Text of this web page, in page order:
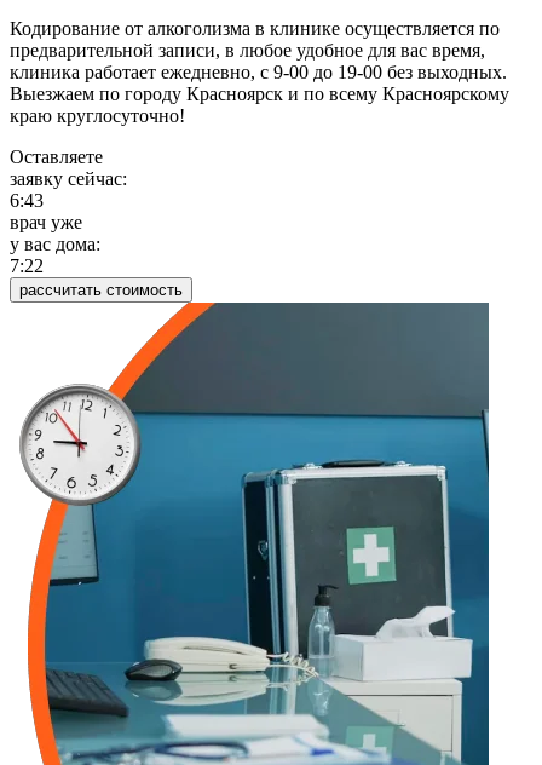
Кодирование от алкоголизма в клинике осуществляется по
предварительной записи, в любое удобное для вас время,
клиника работает ежедневно, с 9-00 до 19-00 без выходных.
Выезжаем по городу Красноярск и по всему Красноярскому
краю круглосуточно!
Оставляете
заявку сейчас:
6:43
врач уже
у вас дома:
7:22
рассчитать стоимость